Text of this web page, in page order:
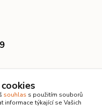
souhlas s použitím souborů
informace týkající se Vašich